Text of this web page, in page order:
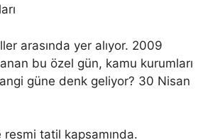
arasında yer alıyor. 2009
bu özel gün, kamu kurumları
güne denk geliyor? 30 Nisan
tatil kapsamında.